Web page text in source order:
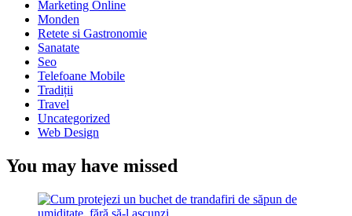
Marketing Online
Monden
Retete si Gastronomie
Sanatate
Seo
Telefoane Mobile
Tradiții
Travel
Uncategorized
Web Design
You may have missed